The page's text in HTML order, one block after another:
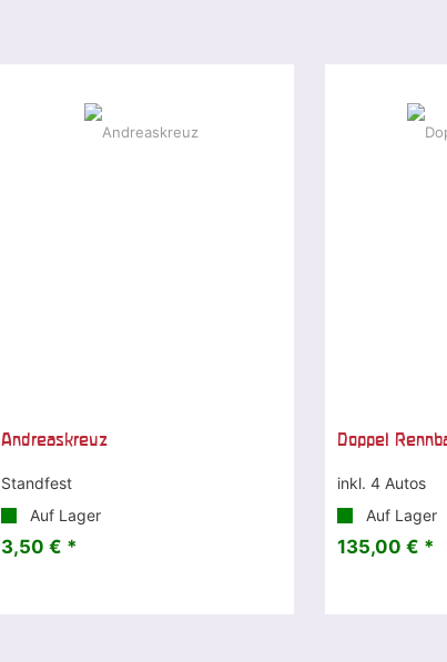
Andreaskreuz
Standfest
Auf Lager
3,50 € *
Doppel
inkl. 4 Autos
Auf Lager
135,00 € *